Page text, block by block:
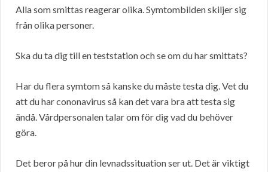
Alla som smittas reagerar olika. Symtombilden skiljer sig
från olika personer.
Ska du ta dig till en teststation och se om du har smittats?
Har du flera symtom så kanske du måste testa dig. Vet du
att du har cononavirus så kan det vara bra att testa sig
ändå. Vårdpersonalen talar om för dig vad du behöver
göra.
Det beror på hur din levnadssituation ser ut. Det är viktigt